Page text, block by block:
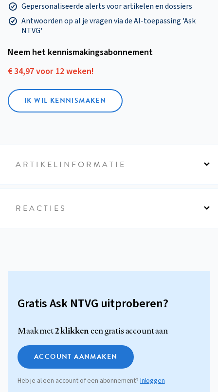
Gepersonaliseerde alerts voor artikelen en dossiers
Antwoorden op al je vragen via de AI-toepassing 'Ask
NTVG'
Neem het kennismakings­abonnement
€ 34,97 voor 12 weken!
IK WIL KENNISMAKEN
ARTIKELINFORMATIE
REACTIES
Gratis Ask NTVG uitproberen?
Maak met2 klikkeneen gratis account aan
ACCOUNT AANMAKEN
Heb je al een account of een abonnement?Inloggen